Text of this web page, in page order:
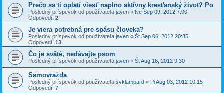
Prečo sa ti oplatí viesť naplno aktívny kresťanský život? Po
Posledný príspevok od používateľa javen « Ne Sep 09, 2012 7:00
Odpovedí: 2
Je viera potrebná pre spásu človeka?
Posledný príspevok od používateľa javen « Št Sep 06, 2012 20:35
Odpovedí: 13
Čo je sväté, nedávajte psom
Posledný príspevok od používateľa javen « Št Aug 16, 2012 9:30
Samovražda
Posledný príspevok od používateľa svklampard « Pi Aug 03, 2012 10:15
Odpovedí: 7